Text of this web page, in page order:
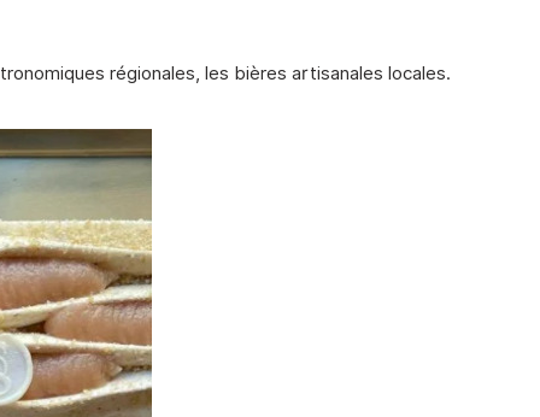
régionales, les bières artisanales locales.